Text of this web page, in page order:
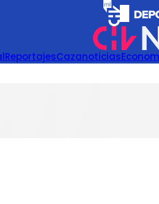
ReportajesCazanoticias